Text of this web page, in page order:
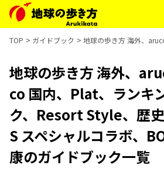
TOP ガイドブック 地球の歩き方 海外、
地球の歩き方 海外、
co 国内、Plat、ランキ
ク、Resort Style、歴
S スペシャルコラボ、
康のガイドブック一覧